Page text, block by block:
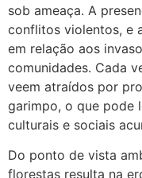
sob ameaça. A
conflitos violentos, e
em relação aos
comunidades. Cada
veem atraídos por
garimpo, o que pode
culturais e sociais
Do ponto de vista
florestas resulta na